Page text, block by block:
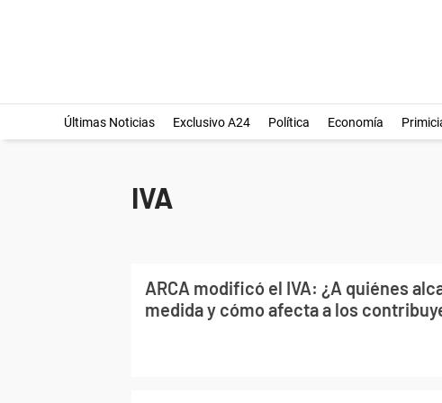
Últimas Noticias Exclusivo A24 Política Economía
IVA
ARCA modificó el IVA: ¿A quiénes
medida y cómo afecta a los